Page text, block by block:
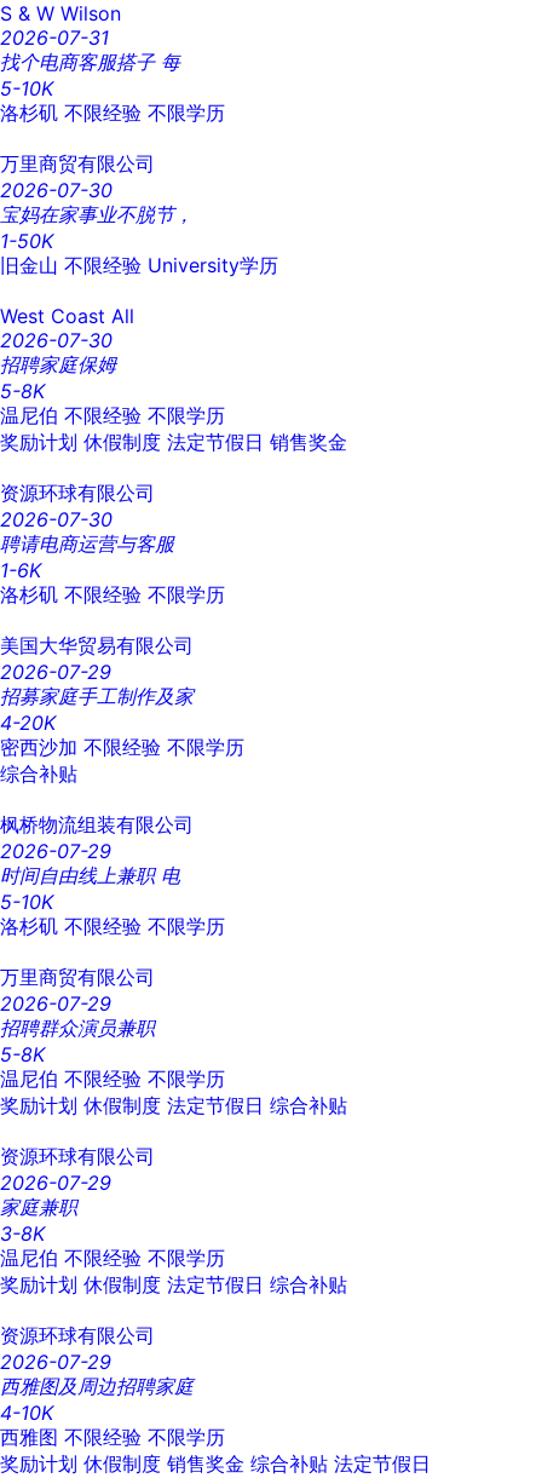
S & W Wilson
2026-07-31
找个电商客服搭子 每
5-10K
洛杉矶 不限经验 不限学历
万里商贸有限公司
2026-07-30
宝妈在家事业不脱节，
1-50K
旧金山 不限经验 University学历
West Coast All
2026-07-30
招聘家庭保姆
5-8K
温尼伯 不限经验 不限学历
奖励计划 休假制度 法定节假日 销售奖金
资源环球有限公司
2026-07-30
聘请电商运营与客服
1-6K
洛杉矶 不限经验 不限学历
美国大华贸易有限公司
2026-07-29
招募家庭手工制作及家
4-20K
密西沙加 不限经验 不限学历
综合补贴
枫桥物流组装有限公司
2026-07-29
时间自由线上兼职 电
5-10K
洛杉矶 不限经验 不限学历
万里商贸有限公司
2026-07-29
招聘群众演员兼职
5-8K
温尼伯 不限经验 不限学历
奖励计划 休假制度 法定节假日 综合补贴
资源环球有限公司
2026-07-29
家庭兼职
3-8K
温尼伯 不限经验 不限学历
奖励计划 休假制度 法定节假日 综合补贴
资源环球有限公司
2026-07-29
西雅图及周边招聘家庭
4-10K
西雅图 不限经验 不限学历
奖励计划 休假制度 销售奖金 综合补贴 法定节假日